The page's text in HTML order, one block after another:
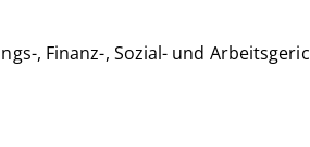
, Finanz-, Sozial- und